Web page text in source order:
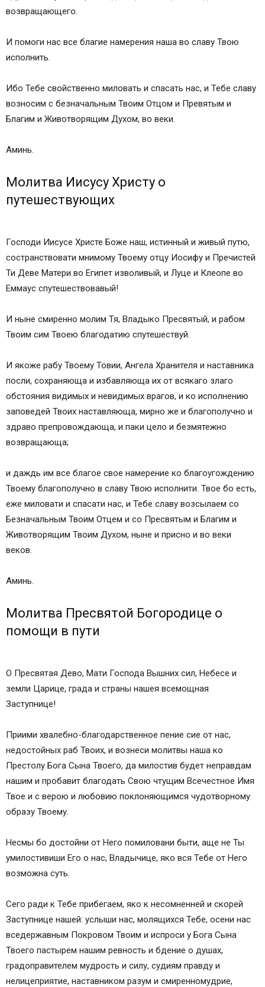
возвращающего.
И помоги нас все благие намерения наша во славу Твою
исполнить.
Ибо Тебе свойственно миловать и спасать нас, и Тебе славу
возносим с безначальным Твоим Отцом и Превятым и
Благим и Животворящим Духом, во веки.
Аминь.
Молитва Иисусу Христу о
путешествующих
Господи Иисусе Христе Боже наш, истинный и живый путю,
состранствовати мнимому Твоему отцу Иосифу и Пречистей
Ти Деве Матери во Египет изволивый, и Луце и Клеопе во
Еммаус спутешествовавый!
И ныне смиренно молим Тя, Владыко Пресвятый, и рабом
Твоим сим Твоею благодатию спутешествуй.
И якоже рабу Твоему Товии, Ангела Хранителя и наставника
посли, сохраняюща и избавляюща их от всякаго злаго
обстояния видимых и невидимых врагов, и ко исполнению
заповедей Твоих наставляюща, мирно же и благополучно и
здраво препровождающа, и паки цело и безмятежно
возвращающа;
и даждь им все благое свое намерение ко благоугождению
Твоему благополучно в славу Твою исполнити. Твое бо есть,
еже миловати и спасати нас, и Тебе славу возсылаем со
Безначальным Твоим Отцем и со Пресвятым и Благим и
Животворящим Твоим Духом, ныне и присно и во веки
веков.
Аминь.
Молитва Пресвятой Богородице о
помощи в пути
О Пресвятая Дево, Мати Господа Вышних сил, Небесе и
земли Царице, града и страны нашея всемощная
Заступнице!
Приими хвалебно-благодарственное пение сие от нас,
недостойных раб Твоих, и вознеси молитвы наша ко
Престолу Бога Сына Твоего, да милостив будет неправдам
нашим и пробавит благодать Свою чтущим Всечестное Имя
Твое и с верою и любовию поклоняющимся чудотворному
образу Твоему.
Несмы бо достойни от Него помиловани быти, аще не Ты
умилостивиши Его о нас, Владычице, яко вся Тебе от Него
возможна суть.
Сего ради к Тебе прибегаем, яко к несомненней и скорей
Заступнице нашей: услыши нас, молящихся Тебе, осени нас
вседержавным Покровом Твоим и испроси у Бога Сына
Твоего пастырем нашим ревность и бдение о душах,
градоправителем мудрость и силу, судиям правду и
нелицеприятие, наставником разум и смиренномудрие,